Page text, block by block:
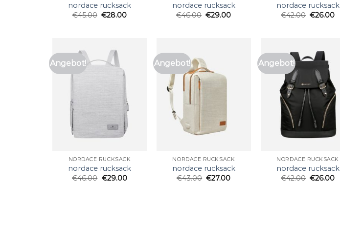
nordace rucksack
€45.00 €28.00
nordace rucksack
€46.00 €29.00
nordace rucksack
€42.00 €26.00
Angebot!
NORDACE RUCKSACK
nordace rucksack
€46.00 €29.00
Angebot!
NORDACE RUCKSACK
nordace rucksack
€43.00 €27.00
Angebot!
NORDACE RUCKSACK
nordace rucksack
€42.00 €26.00